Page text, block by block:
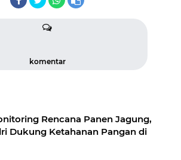
komentar
Rencana Panen Jagung,
Dukung Ketahanan Pangan di